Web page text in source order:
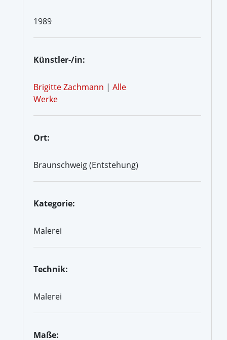
1989
Künstler-/in:
Brigitte Zachmann | Alle
Werke
Ort:
Braunschweig (Entstehung)
Kategorie:
Malerei
Technik:
Malerei
Maße: